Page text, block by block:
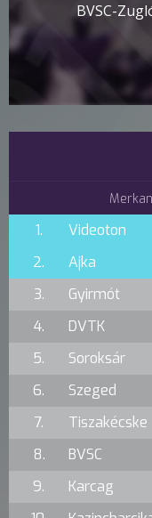
BVSC-
1. Videoton
2.
Ajka
3.
Gyirmót
4.
DVTK
5.
Soroksár
6.
Szeged
7.
Tiszakécske
8.
BVSC
9.
Karcag